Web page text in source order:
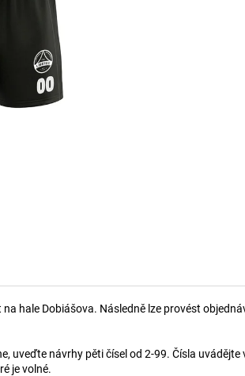
hale Dobiášova. Následně lze provést
uveďte návrhy pěti čísel od 2-99. Čísla
je volné.